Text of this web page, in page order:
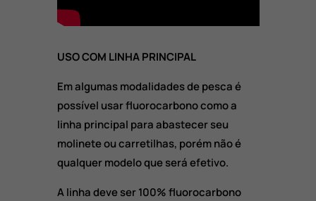
USO COM LINHA PRINCIPAL
Em algumas modalidades de pesca é
possível usar fluorocarbono como a
linha principal para abastecer seu
molinete ou carretilhas, porém não é
qualquer modelo que será efetivo.
A linha deve ser 100% fluorocarbono